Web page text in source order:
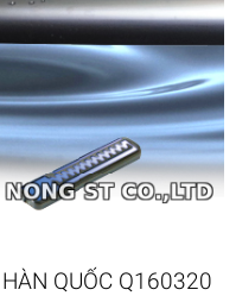
QUỐC Q160320